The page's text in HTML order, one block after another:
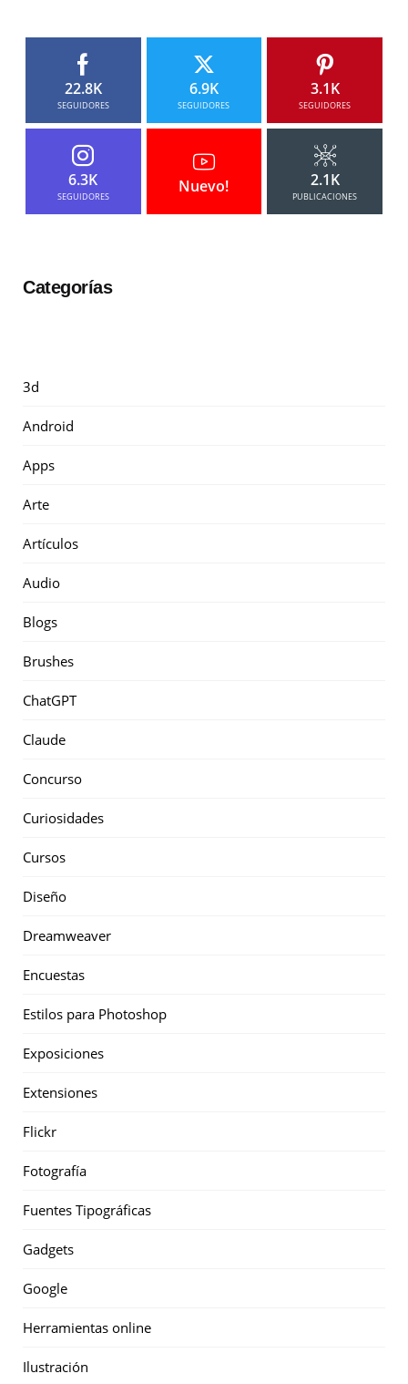
22.8K
SEGUIDORES
6.9K
SEGUIDORES
3.1K
SEGUIDORES
6.3K
SEGUIDORES
Nuevo! 2.1K
PUBLICACIONES
Categorías
3d
Android
Apps
Arte
Artículos
Audio
Blogs
Brushes
ChatGPT
Claude
Concurso
Curiosidades
Cursos
Diseño
Dreamweaver
Encuestas
Estilos para Photoshop
Exposiciones
Extensiones
Flickr
Fotografía
Fuentes Tipográficas
Gadgets
Google
Herramientas online
Ilustración